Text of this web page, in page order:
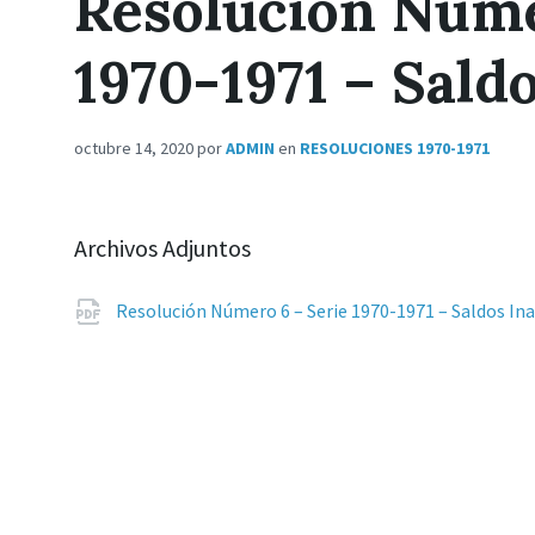
1970-1971 –
octubre 14, 2020porADMIN en RESOLUCIONES 1970-1971
Archivos Adjuntos
Resolución Número 6 – Serie 1970-1971 – Saldos